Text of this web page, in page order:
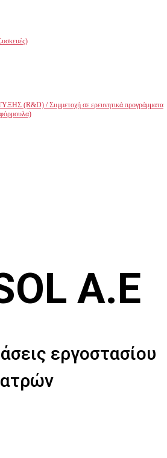
/ Συμμετοχή σε ερευνητικά προγράμματα
A.E
εργοστασίου